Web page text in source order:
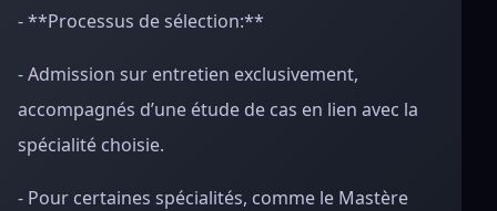
- **Processus de sélection:**
- Admission sur entretien exclusivement,
accompagnés d’une étude de cas en lien avec la
spécialité choisie.
- Pour certaines spécialités, comme le Mastère